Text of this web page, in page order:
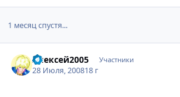
1 месяц спустя...
Алексей2005 Участники
28 Июля, 200818 г